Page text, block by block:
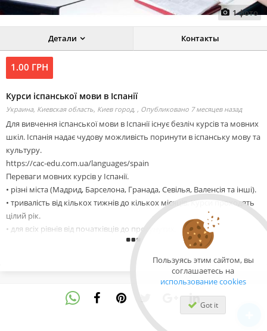
Пользуясь этим сайтом, вы
соглашаетесь на
использование cookies
Got it
1фото
Детали Контакты
1.00 ГРН
Курси іспанської мови в Іспанії
Украина, Киевская область, Киев город, , Опубликовано 7 месяцев назад
Для вивчення іспанської мови в Іспанії існує безліч курсів та мовних
шкіл. Іспанія надає чудову можливість поринути в іспанську мову та
культуру.
https://cac-edu.com.ua/languages/spain
Переваги мовних курсів у Іспанії.
• різні міста (Мадрид, Барселона, Гранада, Севілья, Валенсія та інші).
• тривалість від кількох тижнів до кількох місяців. Курси проходять
цілий рік.
• для всіх рівнів від початківців до просунутих.
• маленькі групи для інтенсивнішого навчання.
• після закінчення курсу видається сертифікат
• різноманітна культурна програма та екскурсії.
• можливість подорожувати та досліджувати Іспанію у вільний час.